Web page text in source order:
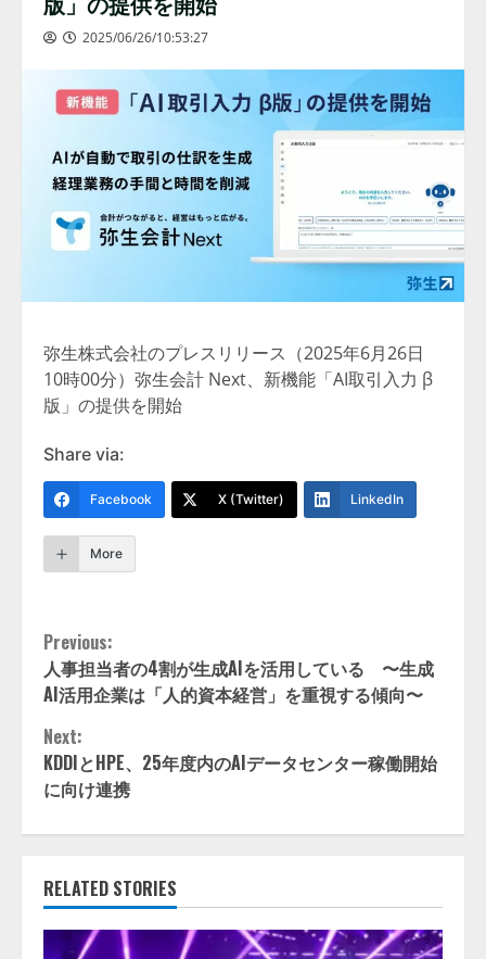
2025/06/26/10:53:27
弥生株式会社のプレスリリース（2025年6月26日
10時00分）弥生会計 Next、新機能「AI取引入力 β
版」の提供を開始
Share via:
Facebook X (Twitter) LinkedIn
More
Continue
Reading
Previous:
人事担当者の4割が生成AIを活用している 〜生成
AI活用企業は「人的資本経営」を重視する傾向〜
Next:
KDDIとHPE、25年度内のAIデータセンター稼働開始
に向け連携
RELATED STORIES